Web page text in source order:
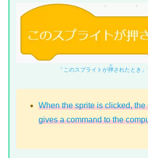
「このスプライトが押
お
されたとき」
When the sprite is clicked,
gives a command to the